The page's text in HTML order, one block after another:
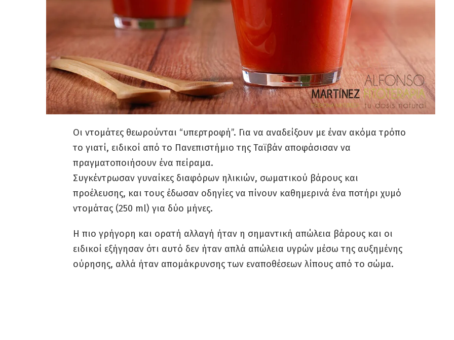
Οι ντομάτες θεωρούνται “υπερτροφή”. Για να αναδείξουν με έναν ακόμα τρόπο
το γιατί, ειδικοί από το Πανεπιστήμιο της Ταϊβάν αποφάσισαν να
πραγματοποιήσουν ένα πείραμα.
Συγκέντρωσαν γυναίκες διαφόρων ηλικιών, σωματικού βάρους και
προέλευσης, και τους έδωσαν οδηγίες να πίνουν καθημερινά ένα ποτήρι χυμό
ντομάτας (250 ml) για δύο μήνες.
Η πιο γρήγορη και ορατή αλλαγή ήταν η σημαντική απώλεια βάρους και οι
ειδικοί εξήγησαν ότι αυτό δεν ήταν απλά απώλεια υγρών μέσω της αυξημένης
ούρησης, αλλά ήταν απομάκρυνσης των εναποθέσεων λίπους από το σώμα.